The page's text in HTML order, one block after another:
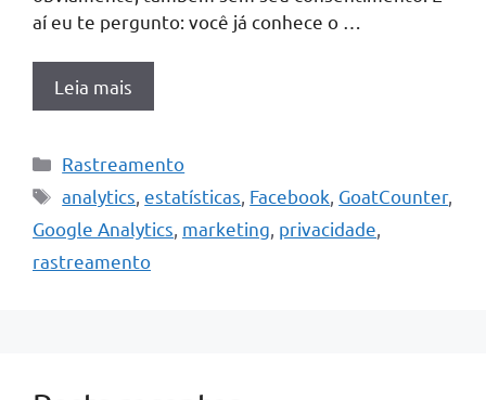
aí eu te pergunto: você já conhece o …
Leia mais
Categorias
Rastreamento
Tags
analytics ,estatísticas Facebook GoatCounter,
Google Analytics marketing privacidade
rastreamento